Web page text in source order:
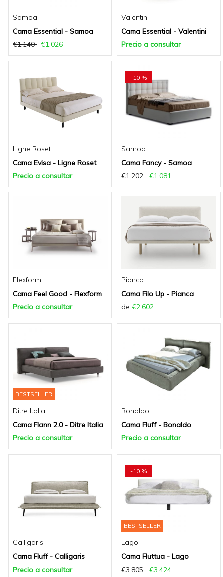
Samoa
Cama Essential - Samoa
€1.140
€1.026
Valentini
Cama Essential - Valentini
Precio a consultar
Ligne Roset
Cama Evisa - Ligne Roset
Precio a consultar
-10 %
Samoa
Cama Fancy - Samoa
€1.202
€1.081
Flexform
Cama Feel Good - Flexform
Precio a consultar
Pianca
Cama Filo Up - Pianca
de €2.602
BESTSELLER
Ditre Italia
Cama Flann 2.0 - Ditre Italia
Precio a consultar
Bonaldo
Cama Fluff - Bonaldo
Precio a consultar
Calligaris
Cama Fluff - Calligaris
Precio a consultar
-10 %
BESTSELLER
Lago
Cama Fluttua - Lago
€3.805
€3.424